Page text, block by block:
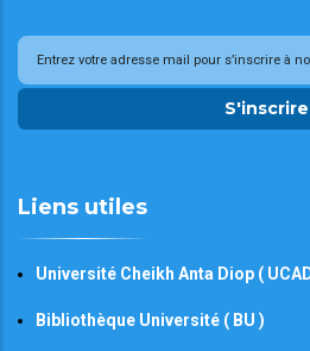
S'inscrire
Liens utiles
Université Cheikh Anta Diop (
Bibliothèque Université ( BU )